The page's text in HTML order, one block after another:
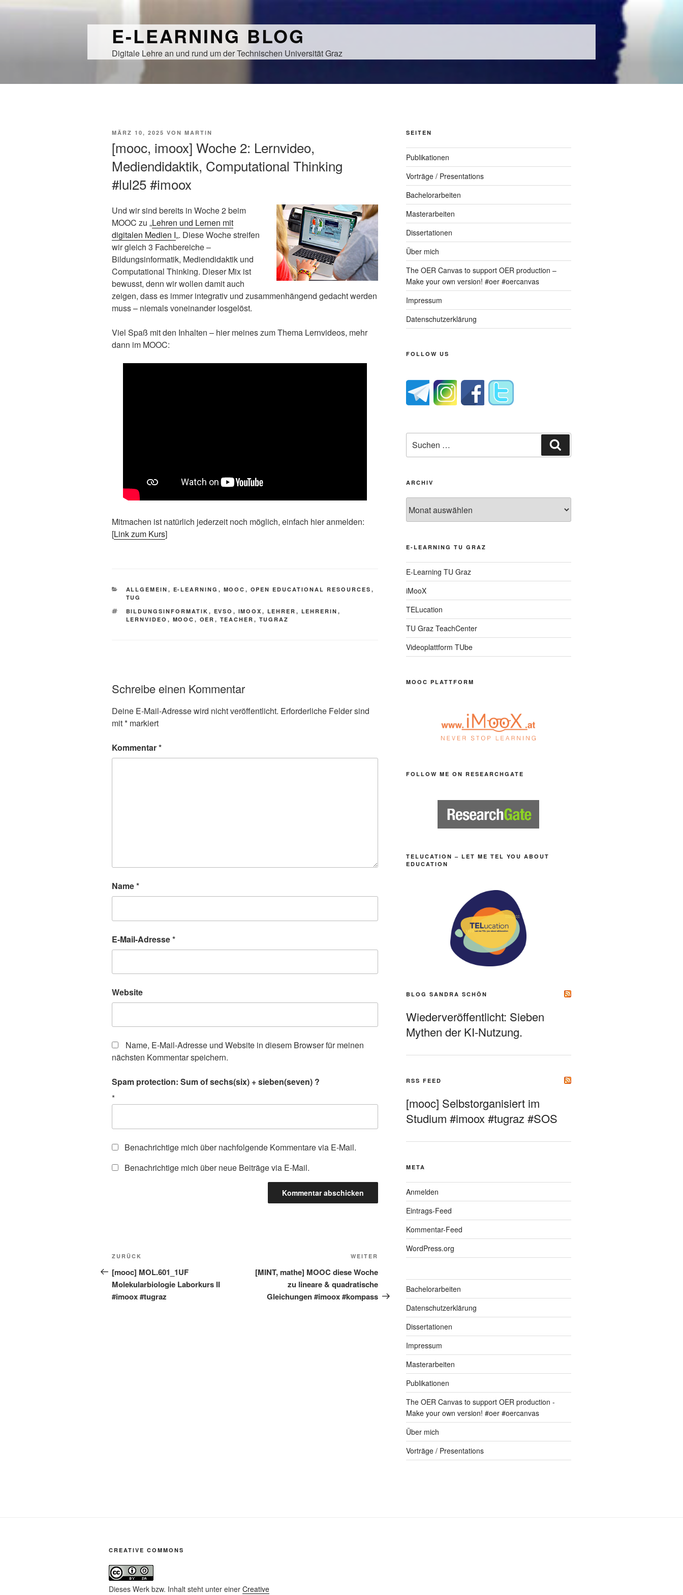
E-LEARNING BLOG
Digitale Lehre an und rund um der Technischen Universität Graz
VERÖFFENTLICHT
MÄRZ 10, 2025 VON MARTIN
[mooc, imoox] Woche 2: Lernvideo,
Mediendidaktik, Computational Thinking
#lul25 #imoox
Und wir sind bereits in Woche 2 beim
MOOC zu „Lehren und Lernen mit
digitalen Medien I„. Diese Woche streifen
wir gleich 3 Fachbereiche –
Bildungsinformatik, Mediendidaktik und
Computational Thinking. Dieser Mix ist
bewusst, denn wir wollen damit auch
zeigen, dass es immer integrativ und zusammenhängend gedacht werden
muss – niemals voneinander losgelöst.
Viel Spaß mit den Inhalten – hier meines zum Thema Lernvideos, mehr
dann im MOOC:
Mitmachen ist natürlich jederzeit noch möglich, einfach hier anmelden:
[Link zum Kurs]
KATEGORIEN
ALLGEMEIN , E-LEARNING , MOOC , OPEN EDUCATIONAL RESOURCES ,
TUG
SCHLAGWÖRTER
BILDUNGSINFORMATIK , EVSO , IMOOX , LEHRER , LEHRERIN ,
LERNVIDEO , MOOC , OER , TEACHER , TUGRAZ
Schreibe einen Kommentar
Deine E-Mail-Adresse wird nicht veröffentlicht. Erforderliche Felder sind
mit* markiert
Kommentar*
Name*
E-Mail-Adresse*
Website
Name, E-Mail-Adresse und Website in diesem Browser für meinen
nächsten Kommentar speichern.
Spam protection: Sum of sechs(six) + sieben(seven) ?
*
Benachrichtige mich über nachfolgende Kommentare via E-Mail.
Benachrichtige mich über neue Beiträge via E-Mail.
Beitragsnavigation
Vorheriger
Beitrag
ZURÜCK
[mooc] MOL.601_1UF
Molekularbiologie Laborkurs II
#imoox #tugraz
Nächster
Beitrag
WEITER
[MINT, mathe] MOOC diese Woche
zu lineare & quadratische
Gleichungen #imoox #kompass
SEITEN
Publikationen
Vorträge / Presentations
Bachelorarbeiten
Masterarbeiten
Dissertationen
Über mich
The OER Canvas to support OER production –
Make your own version! #oer #oercanvas
Impressum
Datenschutzerklärung
FOLLOW US
nach:
ARCHIV
E-LEARNING TU GRAZ
E-Learning TU Graz
iMooX
TELucation
TU Graz TeachCenter
Videoplattform TUbe
MOOC PLATTFORM
FOLLOW ME ON RESEARCHGATE
TELUCATION – LET ME TEL YOU ABOUT
EDUCATION
BLOG SANDRA SCHÖN
Wiederveröffentlicht: Sieben
Mythen der KI-Nutzung.
RSS FEED
[mooc] Selbstorganisiert im
Studium #imoox #tugraz #SOS
META
Anmelden
Eintrags-Feed
Kommentar-Feed
WordPress.org
Bachelorarbeiten
Datenschutzerklärung
Dissertationen
Impressum
Masterarbeiten
Publikationen
The OER Canvas to support OER production -
Make your own version! #oer #oercanvas
Über mich
Vorträge / Presentations
CREATIVE COMMONS
Dieses Werk bzw. Inhalt steht unter einer Creative